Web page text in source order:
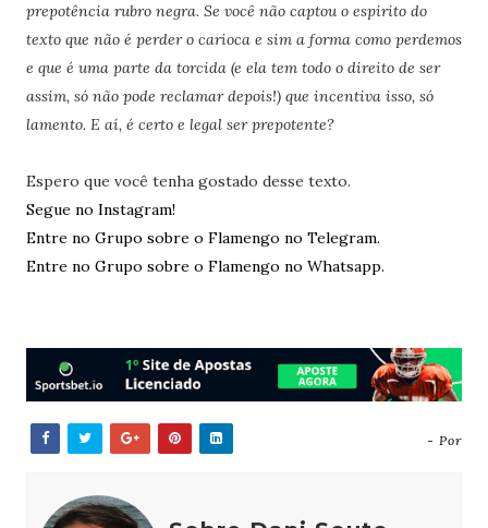
prepotência rubro negra. Se você não captou o espirito do
texto que não é perder o carioca e sim a forma como perdemos
e que é uma parte da torcida (e ela tem todo o direito de ser
assim, só não pode reclamar depois!) que incentiva isso, só
lamento. E aí, é certo e legal ser prepotente?
Espero que você tenha gostado desse texto.
Segue no Instagram!
Entre no Grupo sobre o Flamengo no Telegram.
Entre no Grupo sobre o Flamengo no Whatsapp.
- Por